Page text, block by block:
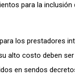
para la
los prestadores
alto costo deben
en sendos